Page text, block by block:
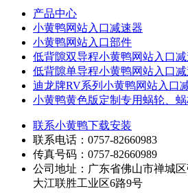
产品中心
小黄鸭网站入口减速器
小黄鸭网站入口部件
低背隙双导程小黄鸭网站入口
低背隙单导程小黄鸭网站入口
迪龙牌RV系列小黄鸭网站入口
小黄鸭黄色版定制专用蜗轮、
联系小黄鸭下载安装
联系电话：0757-82660983
传真号码：0757-82660989
公司地址：广东省佛山市禅城
大江联胜工业区6路9号